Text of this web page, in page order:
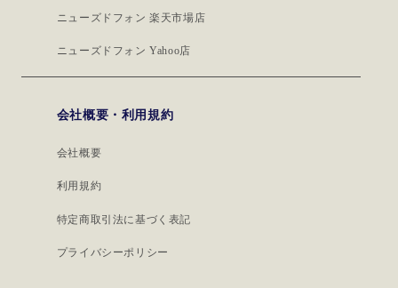
ニューズドフォン 楽天市場店
ニューズドフォン Yahoo店
会社概要・利用規約
会社概要
利用規約
特定商取引法に基づく表記
プライバシーポリシー